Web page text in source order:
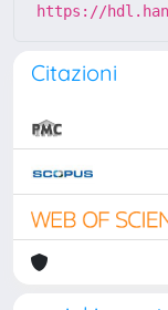
https://
Citazioni